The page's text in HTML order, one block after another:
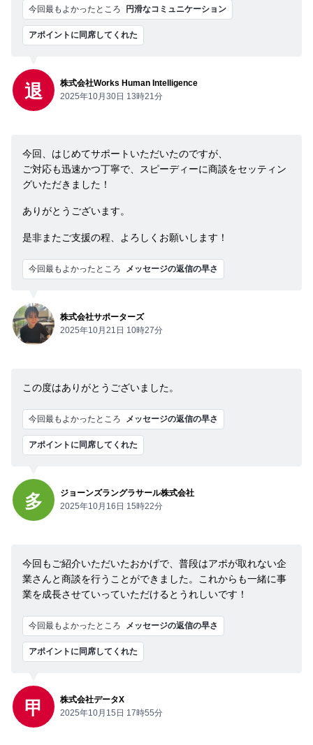
今回最もよかったところ 円滑なコミュニケーション
アポイントに同席してくれた
退
株式会社Works Human Intelligence
2025年10月30日 13時21分
今回、はじめてサポートいただいたのですが、
ご対応も迅速かつ丁寧で、スピーディーに商談をセッティン
グいただきました！
ありがとうございます。
是非またご支援の程、よろしくお願いします！
今回最もよかったところ メッセージの返信の早さ
株式会社サポーターズ
2025年10月21日 10時27分
この度はありがとうございました。
今回最もよかったところ メッセージの返信の早さ
アポイントに同席してくれた
多
ジョーンズラングラサール株式会社
2025年10月16日 15時22分
今回もご紹介いただいたおかげで、普段はアポが取れない企
業さんと商談を行うことができました。これからも一緒に事
業を成長させていっていただけるとうれしいです！
今回最もよかったところ メッセージの返信の早さ
アポイントに同席してくれた
甲
株式会社データX
2025年10月15日 17時55分